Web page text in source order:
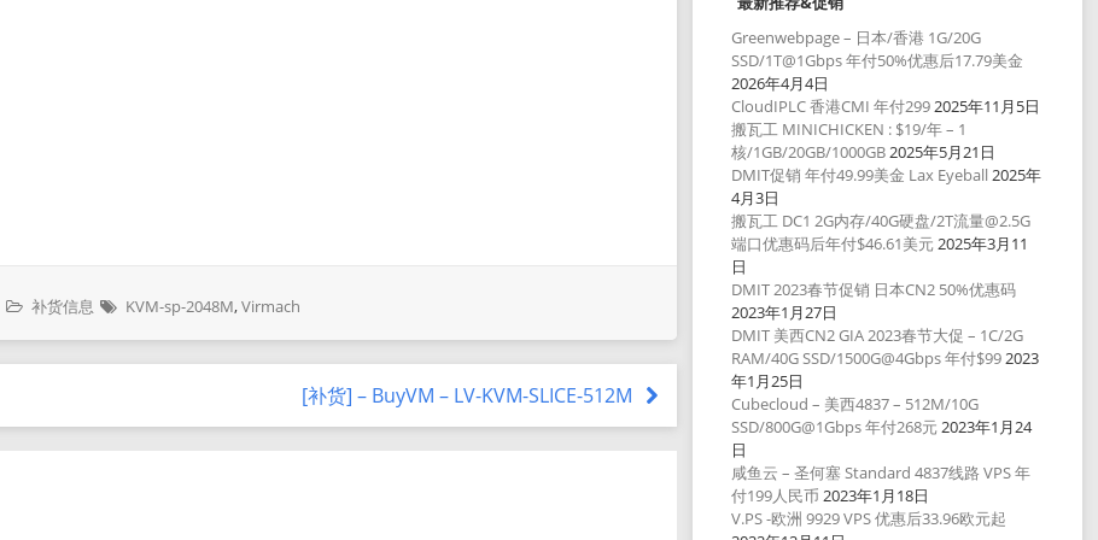
补货信息 KVM-sp-2048M,Virmach
[补货] – BuyVM – LV-KVM-SLICE-512M
Greenwebpage – 日本/香港 1G/20G
SSD/1T@1Gbps 年付50%优惠后17.79美金
2026年4月4日
CloudIPLC 香港CMI 年付2992025年11月5日
搬瓦工 MINICHICKEN : $19/年 – 1
核/1GB/20GB/1000GB2025年5月21日
DMIT促销 年付49.99美金 Lax Eyeball 2025年
4月3日
搬瓦工 DC1 2G内存/40G硬盘/2T流量@2.5G
端口优惠码后年付$46.61美元2025年3月11
日
DMIT 2023春节促销 日本CN2 50%优惠码
2023年1月27日
DMIT 美西CN2 GIA 2023春节大促 – 1C/2G
RAM/40G SSD/1500G@4Gbps 年付$992023
年1月25日
Cubecloud – 美西4837 – 512M/10G
SSD/800G@1Gbps 年付268元2023年1月24
日
咸鱼云 – 圣何塞 Standard 4837线路 VPS 年
付199人民币 2023年1月18日
V.PS -欧洲 9929 VPS 优惠后33.96欧元起